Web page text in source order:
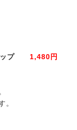
ップ 1,480円
。